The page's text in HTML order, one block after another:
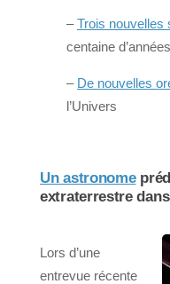
–Trois nouvelles
centaine
– De nouvelles
l’Univers
Un astronome
extraterrestre
Lors d’une
entrevue récente